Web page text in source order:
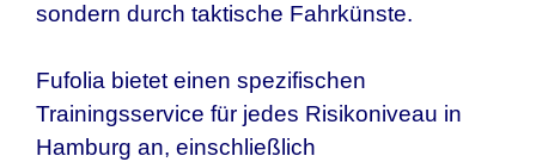
sondern durch taktische Fahrkünste.
Fufolia bietet einen spezifischen
Trainingsservice für jedes Risikoniveau in
Hamburg an, einschließlich